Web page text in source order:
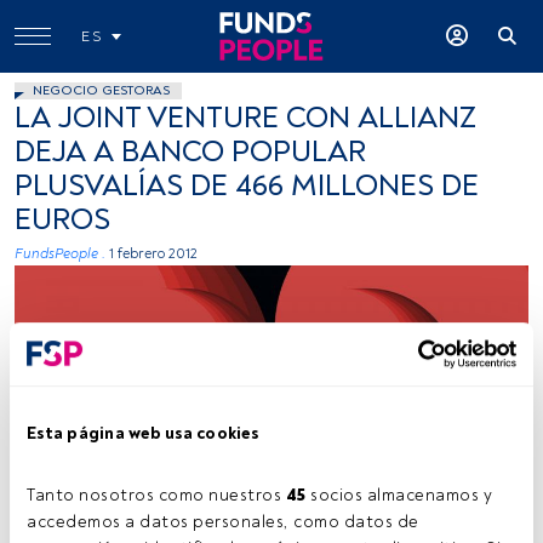
Esta página web usa cookies
Tanto nosotros como nuestros 45 socios almacenamos y
accedemos a datos personales, como datos de
ES
NEGOCIO GESTORAS
LA JOINT VENTURE CON ALLIANZ
DEJA A BANCO POPULAR
PLUSVALÍAS DE 466 MILLONES DE
EUROS
FundsPeople . 1 febrero 2012